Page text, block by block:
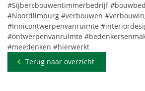
#Sijbersbouwentimmerbedrijf
#Noordlimburg #verbouwen
#Innicontwerpenvanruimte
#ontwerpenvanruimte
#meedenken #hierwerkt
Terug naar overzicht